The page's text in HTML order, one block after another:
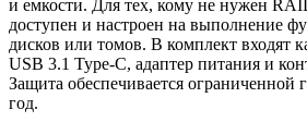
и емкости. Для тех, кому не нужен
доступен и настроен на выполнение
дисков или томов. В комплект входят
USB 3.1 Type-C, адаптер питания и
Защита обеспечивается ограниченной
год.